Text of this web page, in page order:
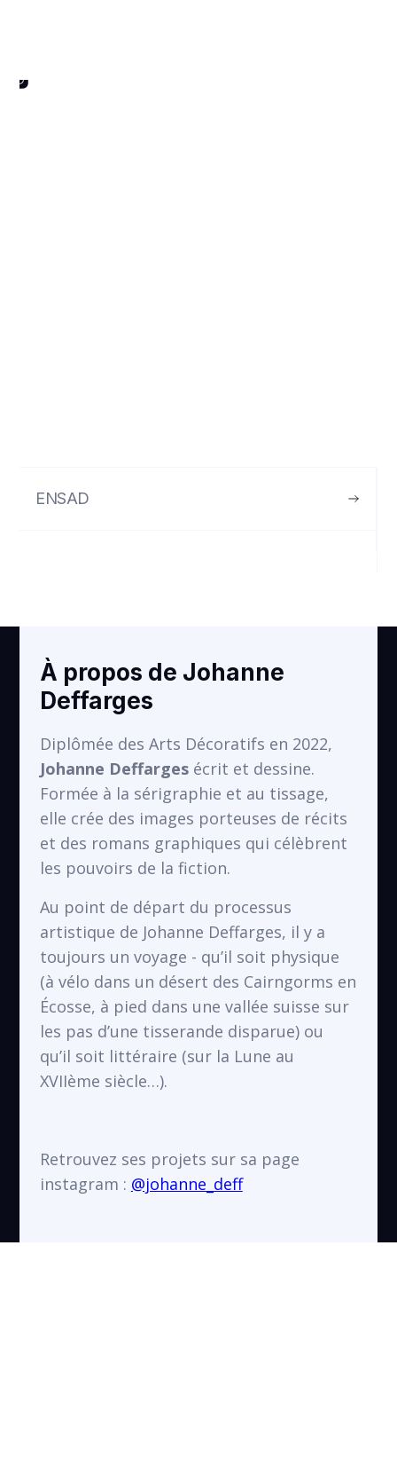
École Gustave Caillebotte
Gennevilliers
ENSAD
À propos de Johanne
Deffarges
Diplômée des Arts Décoratifs en 2022,
Johanne Deffargesécrit et dessine.
Formée à la sérigraphie et au tissage,
elle crée des images porteuses de récits
et des romans graphiques qui célèbrent
les pouvoirs de la fiction.
Au point de départ du processus
artistique de Johanne Deffarges, il y a
toujours un voyage - qu’il soit physique
(à vélo dans un désert des Cairngorms en
Écosse, à pied dans une vallée suisse sur
les pas d’une tisserande disparue) ou
qu’il soit littéraire (sur la Lune au
XVIIème siècle…).
Retrouvez ses projets sur sa page
instagram : @johanne_deff